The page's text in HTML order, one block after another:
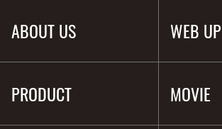
ABOUT US WEB
PRODUCT MOVIE